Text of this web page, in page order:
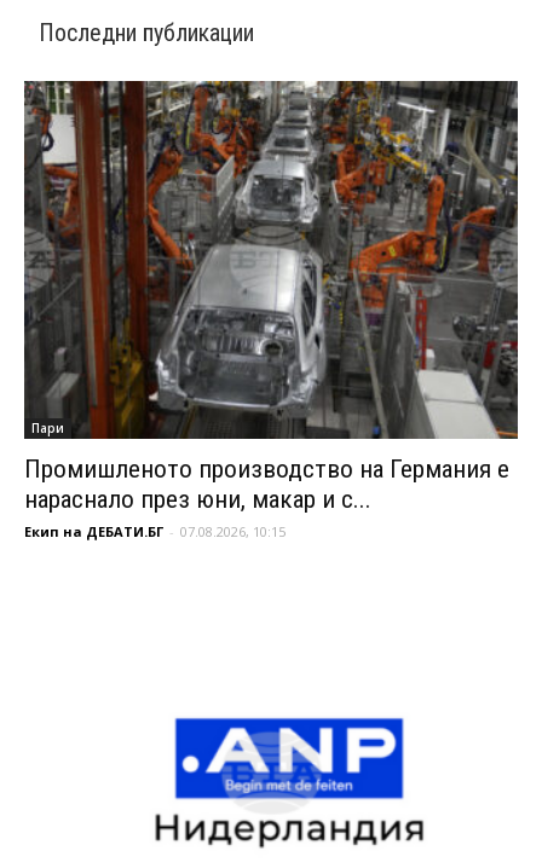
Последни публикации
Пари
Промишленото производство на Германия е
нараснало през юни, макар и с...
Екип на ДЕБАТИ.БГ - 07.08.2026, 10:15